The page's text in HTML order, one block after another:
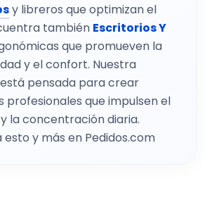
y libreros que optimizan el
también Escritorios Y
que promueven la
y el confort. Nuestra
pensada para crear
profesionales que impulsen el
la concentración diaria.
esto y más en Pedidos.com